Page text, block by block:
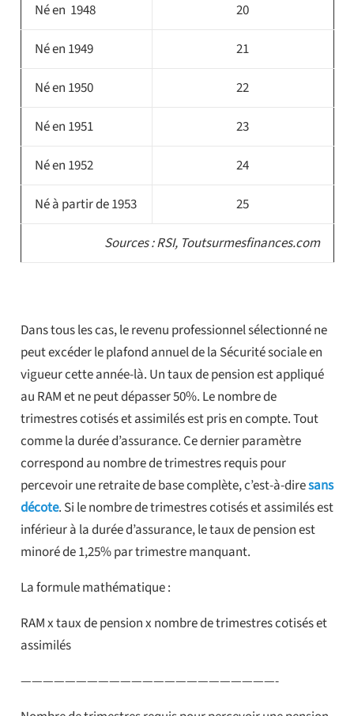
Né en 1948 20
Né en 1949 21
Né en 1950 22
Né en 1951 23
Né en 1952 24
Né à partir de 1953 25
Sources : RSI, Toutsurmesfinances.com
Dans tous les cas, le revenu professionnel sélectionné ne
peut excéder le plafond annuel de la Sécurité sociale en
vigueur cette année-là. Un taux de pension est appliqué
au RAM et ne peut dépasser 50%. Le nombre de
trimestres cotisés et assimilés est pris en compte. Tout
comme la durée d’assurance. Ce dernier paramètre
correspond au nombre de trimestres requis pour
percevoir une retraite de base complète, c’est-à-diresans
décote. Si le nombre de trimestres cotisés et assimilés est
inférieur à la durée d’assurance, le taux de pension est
minoré de 1,25% par trimestre manquant.
La formule mathématique :
RAM x taux de pension x nombre de trimestres cotisés et
assimilés
———————————————————————-